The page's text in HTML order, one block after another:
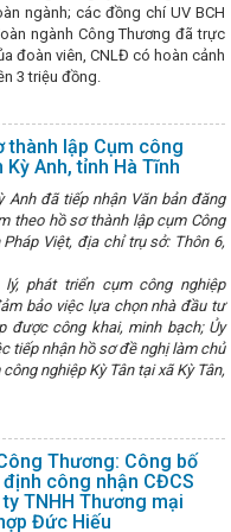
quốc tế Vietnam Expo 2023
hành hệ thống điện và thị
vụ chính trị trọng tâm,
Tổ chức các hoạt
phó với bão số 12 và mưa
đoạn phát triển mới
mẽ chuyển đổi số
mới 1.100 doanh nghiệp
Thu 2025
Bộ Công
VinFast và chương trình
Sở Công Thương
nông thôn tiêu biểu khu
cấp Hiệp định Thương mại
độ Hệ thống điện Quốc
“Tết sum vầy – Xuân chia
viên, người lao động
ĐẨY PHÁT TRIỂN SẢN
nhiệm vụ trọng tâm
đô tại Hội chợ Mùa thu
3, tổng vốn gần 447 tỷ đồng
hoàn, sản xuất và tiêu
ngành; các đồng chí UV BCH
ngành Công Thương đã trực
đoàn viên, CNLĐ có hoàn cảnh
3 triệu đồng.
thành lập Cụm công
Kỳ Anh, tỉnh Hà Tĩnh
Anh đã tiếp nhận Văn bản đăng
theo hồ sơ thành lập cụm Công
Việt, địa chỉ trụ sở: Thôn 6,
phát triển cụm công nghiệp
bảo việc lựa chọn nhà đầu tư
được công khai, minh bạch; Ủy
tiếp nhận hồ sơ đề nghị làm chủ
nghiệp Kỳ Tân tại xã Kỳ Tân,
Thương: Công bố
định công nhận CĐCS
TNHH Thương mại
Đức Hiếu